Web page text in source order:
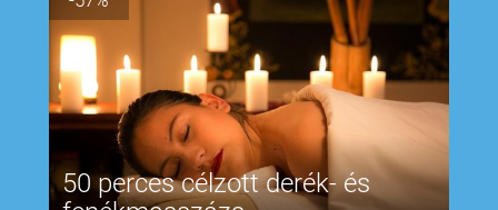
50 perces célzott derék- és